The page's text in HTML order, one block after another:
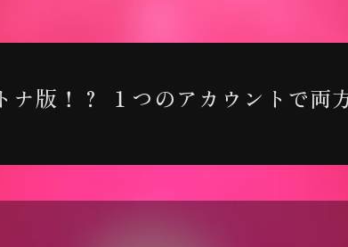
ナ版！？ １つのアカウントで両